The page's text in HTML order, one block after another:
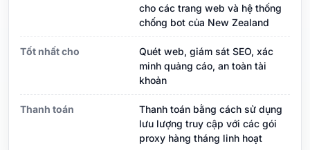
cho các trang web và hệ thống
chống bot của New Zealand
Tốt nhất cho
Quét web, giám sát SEO, xác
minh quảng cáo, an toàn tài
khoản
Thanh toán
Thanh toán bằng cách sử dụng
lưu lượng truy cập với các gói
proxy hàng tháng linh hoạt